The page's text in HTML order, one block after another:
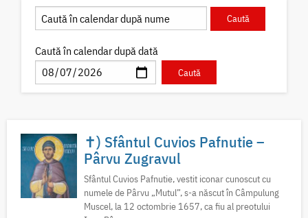
Caută în calendar după dată
✝) Sfântul Cuvios Pafnutie –
Pârvu Zugravul
Sfântul Cuvios Pafnutie, vestit iconar cunoscut cu
numele de Pârvu „Mutul”, s-a născut în Câmpulung
Muscel, la 12 octombrie 1657, ca fiu al preotului